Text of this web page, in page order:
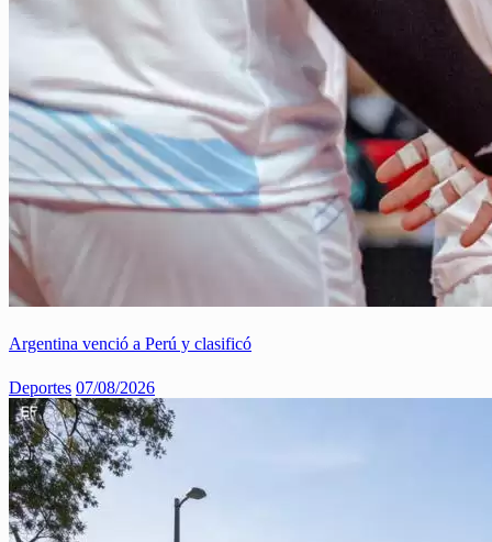
Argentina venció a Perú y clasificó
Deportes 07/08/2026